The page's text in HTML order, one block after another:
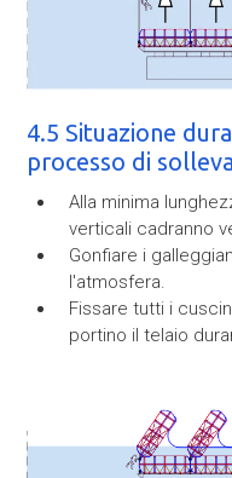
4.5 Situazione
processo di
Alla minima
verticali cadranno
Gonfiare i
l'atmosfera.
Fissare tutti i
portino il telaio